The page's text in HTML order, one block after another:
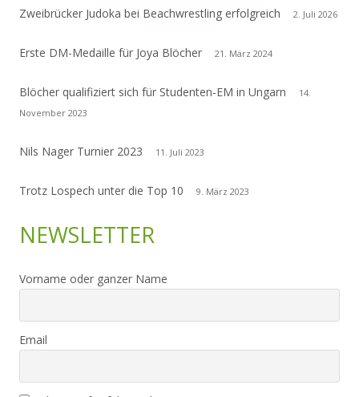
Zweibrücker Judoka bei Beachwrestling erfolgreich 2. Juli 2026
Erste DM-Medaille für Joya Blöcher 21. März 2024
Blöcher qualifiziert sich für Studenten-EM in Ungarn
14.
November 2023
Nils Nager Turnier 2023 11. Juli 2023
Trotz Lospech unter die Top 10 9. März 2023
NEWSLETTER
Vorname oder ganzer Name
Email